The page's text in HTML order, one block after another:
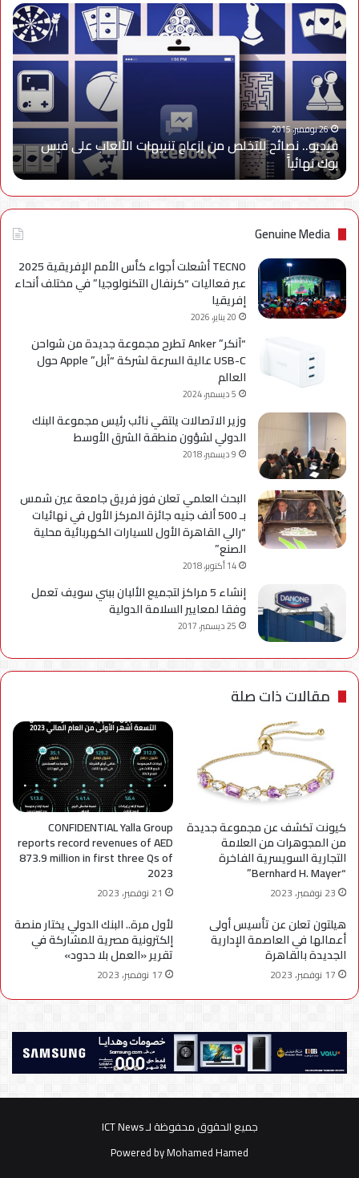
فيديو..
نصائح
للتخلص
من
إزعاج
تنبيهات
الألعاب
على
فيس
بوك
نهائياًَ
26 نوفمبر، 2015
فيديو.. نصائح للتخلص من إزعاج تنبيهات الألعاب على فيس
بوك نهائياًَ
Genuine Media
TECNO أشعلت أجواء كأس الأمم الإفريقية 2025
عبر فعاليات “كرنفال التكنولوجيا” في مختلف أنحاء
إفريقيا
20 يناير، 2026
“آنكر” Anker تطرح مجموعة جديدة من شواحن
USB-C عالية السرعة لشركة “آبل” Apple حول
العالم
5 ديسمبر، 2024
وزير الاتصالات يلتقي نائب رئيس مجموعة البنك
الدولي لشؤون منطقة الشرق الأوسط
9 ديسمبر، 2018
البحث العلمي تعلن فوز فريق جامعة عين شمس
بـ 500 ألف جنيه جائزة المركز الأول في نهائيات
“رالي القاهرة الأول للسيارات الكهربائية محلية
الصنع”
14 أكتوبر، 2018
إنشاء 5 مراكز لتجميع الألبان ببني سويف تعمل
وفقا لمعايير السلامة الدولية
25 ديسمبر، 2017
مقالات ذات صلة
كيونت تكشف عن مجموعة جديدة
من المجوهرات من العلامة
التجارية السويسرية الفاخرة
“Bernhard H. Mayer”
23 نوفمبر، 2023
CONFIDENTIAL Yalla Group
reports record revenues of AED
873.9 million in first three Qs of
2023
21 نوفمبر، 2023
هيلتون تعلن عن تأسيس أولى
أعمالها في العاصمة الإدارية
الجديدة بالقاهرة
17 نوفمبر، 2023
لأول مرة.. البنك الدولي يختار منصة
إلكترونية مصرية للمشاركة في
تقرير «العمل بلا حدود»
17 نوفمبر، 2023
جميع الحقوق محفوظة لـ ICT News
Powered byMohamed Hamed